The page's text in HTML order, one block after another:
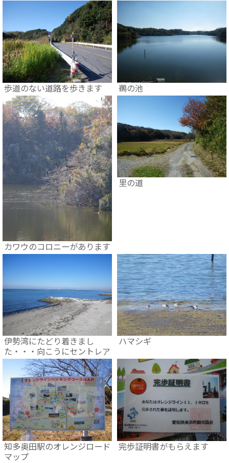
歩道のない道路を歩きます 鵜の池
カワウのコロニーがあります
里の道
伊勢湾にたどり着きまし
た・・・向こうにセントレア
ハマシギ
知多奥田駅のオレンジロード
マップ
完歩証明書がもらえます